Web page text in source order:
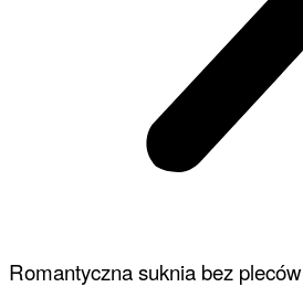
Romantyczna suknia bez pleców